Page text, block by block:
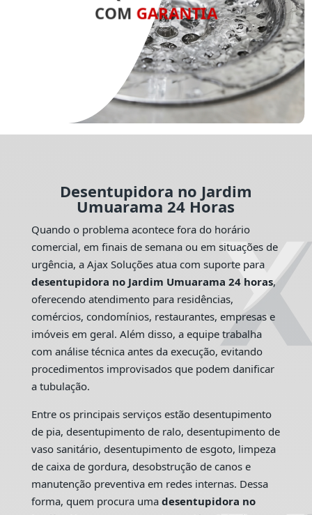
COM GARANTIA
Desentupidora no Jardim
Umuarama 24 Horas
Quando o problema acontece fora do horário
comercial, em finais de semana ou em situações de
urgência, a Ajax Soluções atua com suporte para
desentupidora no Jardim Umuarama 24 horas,
oferecendo atendimento para residências,
comércios, condomínios, restaurantes, empresas e
imóveis em geral. Além disso, a equipe trabalha
com análise técnica antes da execução, evitando
procedimentos improvisados que podem danificar
a tubulação.
Entre os principais serviços estão desentupimento
de pia, desentupimento de ralo, desentupimento de
vaso sanitário, desentupimento de esgoto, limpeza
de caixa de gordura, desobstrução de canos e
manutenção preventiva em redes internas. Dessa
forma, quem procura uma desentupidora no